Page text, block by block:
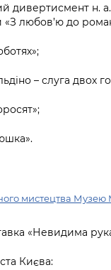
дивертисмент н.
любов’ю до
– слуга двох
мистецтва
«Невидима
Києва: